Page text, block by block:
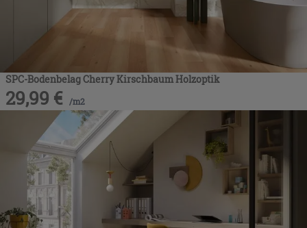
SPC-Bodenbelag Cherry Kirschbaum Holzoptik
29,99 € /m2